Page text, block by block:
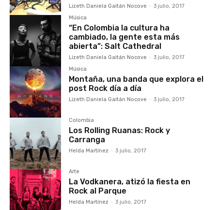
Lizeth Daniela Gaitán Nocove - 3 julio, 2017
Música
“En Colombia la cultura ha
cambiado, la gente esta más
abierta”: Salt Cathedral
Lizeth Daniela Gaitán Nocove - 3 julio, 2017
Música
Montaña, una banda que explora el
post Rock día a día
Lizeth Daniela Gaitán Nocove - 3 julio, 2017
Colombia
Los Rolling Ruanas: Rock y
Carranga
Helda Martínez - 3 julio, 2017
Arte
La Vodkanera, atizó la fiesta en
Rock al Parque
Helda Martínez - 3 julio, 2017